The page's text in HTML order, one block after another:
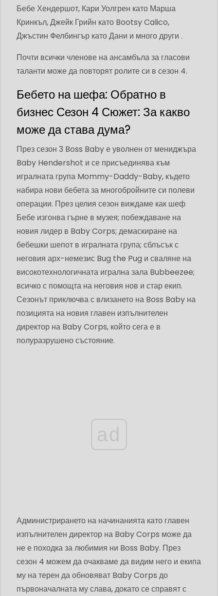
Бебе Хендершот, Кари Уолгрен като Марша
Кринкъл, Джейк Грийн като Bootsy Calico,
Джъстин Фелбингър като Дани и много други .
Почти всички членове на ансамбъла за гласови
таланти може да повторят ролите си в сезон 4.
Бебето на шефа: Обратно в
бизнес Сезон 4 Сюжет: За какво
може да става дума?
През сезон 3 Boss Baby е уволнен от мениджъра
Baby Hendershot и се присъединява към
игралната група Mommy-Daddy-Baby, където
набира нови бебета за многобройните си полеви
операции. През целия сезон виждаме как шеф
Бебе изгонва гърне в музея; побеждаване на
новия лидер в Baby Corps; демаскиране на
бебешки шепот в игралната група; сблъсък с
неговия арх-немезис Bug the Pug и сваляне на
високотехнологичната игрална зала Bubbeezee;
всичко с помощта на неговия нов и стар екип.
Сезонът приключва с влизането на Boss Baby на
позицията на новия главен изпълнителен
директор на Baby Corps, който сега е в
полуразрушено състояние.
ad
Администрирането на начинанията като главен
изпълнителен директор на Baby Corps може да
не е походка за любимия ни Boss Baby. През
сезон 4 можем да очакваме да видим него и екипа
му на терен да обновяват Baby Corps до
първоначалната му слава, докато се справят с